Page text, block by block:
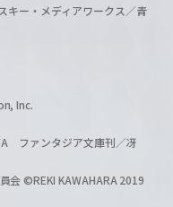
ー・メディアワークス／青
Inc.
ファンタジア文庫刊／冴
会 ©REKI KAWAHARA 2019